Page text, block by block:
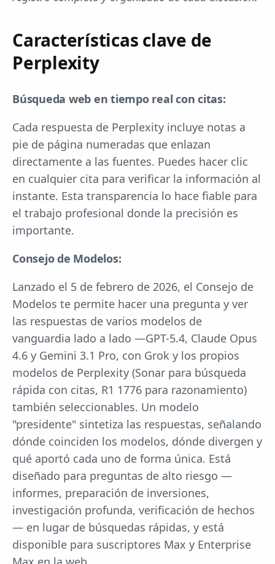
Características clave de
Perplexity
Búsqueda web en tiempo real con citas:
Cada respuesta de Perplexity incluye notas a
pie de página numeradas que enlazan
directamente a las fuentes. Puedes hacer clic
en cualquier cita para verificar la información al
instante. Esta transparencia lo hace fiable para
el trabajo profesional donde la precisión es
importante.
Consejo de Modelos:
Lanzado el 5 de febrero de 2026, el Consejo de
Modelos te permite hacer una pregunta y ver
las respuestas de varios modelos de
vanguardia lado a lado —GPT-5.4, Claude Opus
4.6 y Gemini 3.1 Pro, con Grok y los propios
modelos de Perplexity (Sonar para búsqueda
rápida con citas, R1 1776 para razonamiento)
también seleccionables. Un modelo
"presidente" sintetiza las respuestas, señalando
dónde coinciden los modelos, dónde divergen y
qué aportó cada uno de forma única. Está
diseñado para preguntas de alto riesgo —
informes, preparación de inversiones,
investigación profunda, verificación de hechos
— en lugar de búsquedas rápidas, y está
disponible para suscriptores Max y Enterprise